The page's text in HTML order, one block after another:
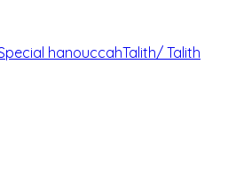
hanouccahTalith/ Talith